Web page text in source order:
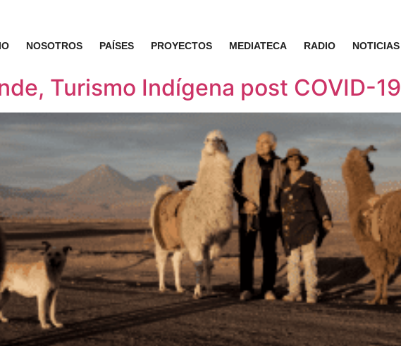
NOSOTROS PAÍSES PROYECTOS MEDIATECA RADIO NOTICIAS
Turismo Indígena post COVID-19